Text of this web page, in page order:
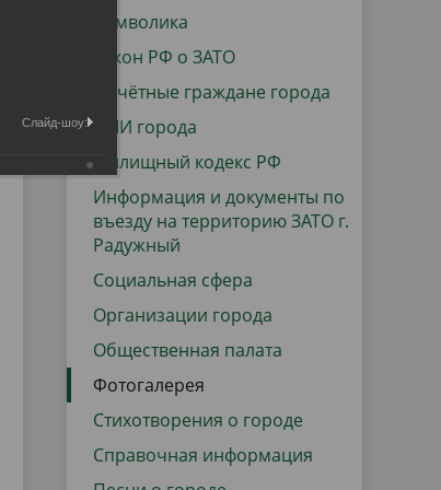
Городская среда
Региональный контроль
Поддержка малого и среднего
предпринимательства
Символика
Закон РФ о ЗАТО
Почётные граждане города
СМИ города
Жилищный кодекс РФ
Информация и документы по
въезду на территорию ЗАТО г.
Радужный
Социальная сфера
Организации города
Общественная палата
Фотогалерея
Стихотворения о городе
Справочная информация
Слайд-шоу: